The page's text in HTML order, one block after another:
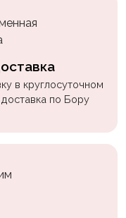
в круглосуточном
по Бору